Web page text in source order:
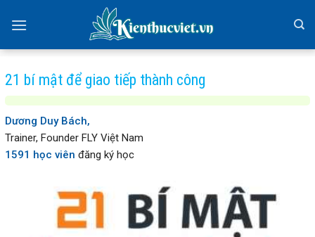
21 bí mật để giao tiếp thành công
Dương Duy Bách,
Trainer, Founder FLY Việt Nam
1591 học viên đăng ký học